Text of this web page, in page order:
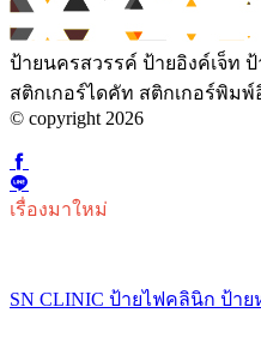
ป้ายนครสวรรค์ ป้ายอิงค์เจ็ท
สติกเกอร์ไดคัท สติกเกอร์พิม
© copyright 2026
เรื่องมาใหม่
SN CLINIC ป้ายไฟคลินิก ป้